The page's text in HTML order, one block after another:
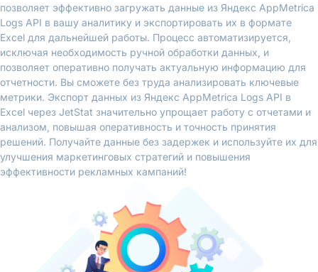
позволяет эффективно загружать данные из Яндекс AppMetrica
Logs API в вашу аналитику и экспортировать их в формате
Excel для дальнейшей работы. Процесс автоматизируется,
исключая необходимость ручной обработки данных, и
позволяет оперативно получать актуальную информацию для
отчетности. Вы сможете без труда анализировать ключевые
метрики. Экспорт данных из Яндекс AppMetrica Logs API в
Excel через JetStat значительно упрощает работу с отчетами и
анализом, повышая оперативность и точность принятия
решений. Получайте данные без задержек и используйте их для
улучшения маркетинговых стратегий и повышения
эффективности рекламных кампаний!